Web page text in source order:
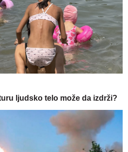
ljudsko telo može da izdrži?